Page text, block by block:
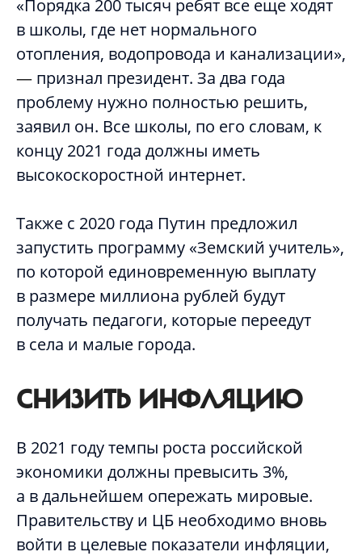
«Порядка 200 тысяч ребят все еще ходят
в школы, где нет нормального
отопления, водопровода и канализации»,
— признал президент. За два года
проблему нужно полностью решить,
заявил он. Все школы, по его словам, к
концу 2021 года должны иметь
высокоскоростной интернет.
Также с 2020 года Путин предложил
запустить программу «Земский учитель»,
по которой единовременную выплату
в размере миллиона рублей будут
получать педагоги, которые переедут
в села и малые города.
СНИЗИТЬ ИНФЛЯЦИЮ
В 2021 году темпы роста российской
экономики должны превысить 3%,
а в дальнейшем опережать мировые.
Правительству и ЦБ необходимо вновь
войти в целевые показатели инфляции,